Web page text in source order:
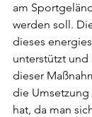
am
werden soll.
dieses
unterstützt und
dieser
die
hat, da man